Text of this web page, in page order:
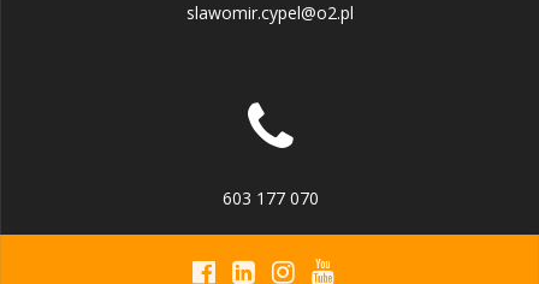
slawomir.cypel@o2.pl
603 177 070